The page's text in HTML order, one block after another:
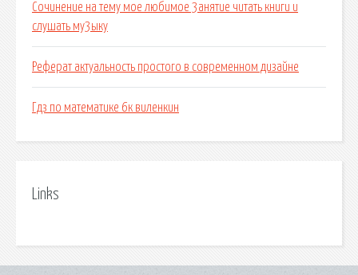
Сочинение на тему мое любимое 3анятие читать книги и
слушать му3ыку
Реферат актуальность простого в современном дизайне
Гдз по математике 6к виленкин
Links